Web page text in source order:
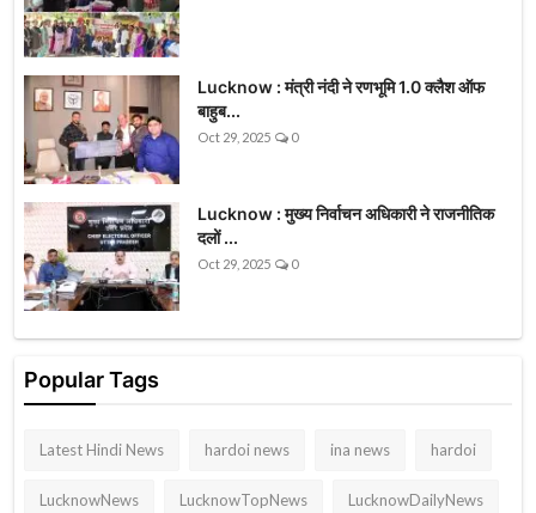
Lucknow : मंत्री नंदी ने रणभूमि 1.0 क्लैश ऑफ
बाहुब...
Oct 29, 2025 0
Lucknow : मुख्य निर्वाचन अधिकारी ने राजनीतिक
दलों ...
Oct 29, 2025 0
Popular Tags
Latest Hindi News hardoi news ina news hardoi
LucknowNews LucknowTopNews LucknowDailyNews